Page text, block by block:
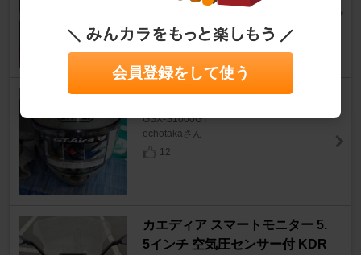
hokutinさん
99
SHOEI GT-Air3
GSX-S1000GT
echotakaさん
12
カエディア スマートモニター 5.
5インチ 空気圧センサー付 KDR
会員登録をして使う